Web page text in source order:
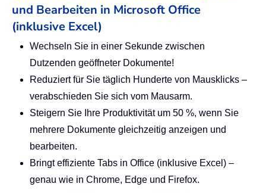
und Bearbeiten in Microsoft Office
(inklusive Excel)
Wechseln Sie in einer Sekunde zwischen
Dutzenden geöffneter Dokumente!
Reduziert für Sie täglich Hunderte von Mausklicks –
verabschieden Sie sich vom Mausarm.
Steigern Sie Ihre Produktivität um 50 %, wenn Sie
mehrere Dokumente gleichzeitig anzeigen und
bearbeiten.
Bringt effiziente Tabs in Office (inklusive Excel) –
genau wie in Chrome, Edge und Firefox.